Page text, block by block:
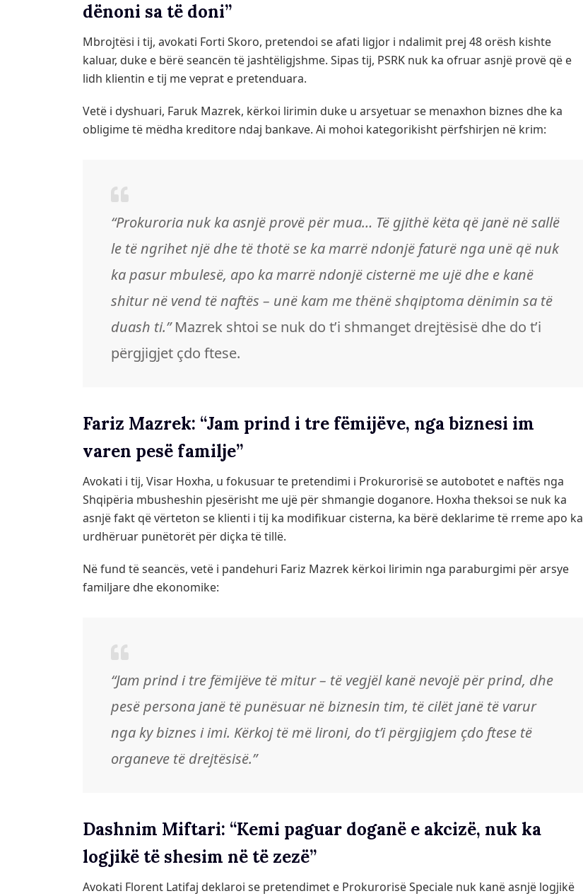
dënoni sa të doni”
Mbrojtësi i tij, avokati Forti Skoro, pretendoi se afati ligjor i ndalimit prej 48 orësh kishte
kaluar, duke e bërë seancën të jashtëligjshme. Sipas tij, PSRK nuk ka ofruar asnjë provë që e
lidh klientin e tij me veprat e pretenduara.
Vetë i dyshuari, Faruk Mazrek, kërkoi lirimin duke u arsyetuar se menaxhon biznes dhe ka
obligime të mëdha kreditore ndaj bankave. Ai mohoi kategorikisht përfshirjen në krim:
“Prokuroria nuk ka asnjë provë për mua… Të gjithë këta që janë në sallë
le të ngrihet një dhe të thotë se ka marrë ndonjë faturë nga unë që nuk
ka pasur mbulesë, apo ka marrë ndonjë cisternë me ujë dhe e kanë
shitur në vend të naftës – unë kam me thënë shqiptoma dënimin sa të
duash ti.”Mazrek shtoi se nuk do t’i shmanget drejtësisë dhe do t’i
përgjigjet çdo ftese.
Fariz Mazrek: “Jam prind i tre fëmijëve, nga biznesi im
varen pesë familje”
Avokati i tij, Visar Hoxha, u fokusuar te pretendimi i Prokurorisë se autobotet e naftës nga
Shqipëria mbusheshin pjesërisht me ujë për shmangie doganore. Hoxha theksoi se nuk ka
asnjë fakt që vërteton se klienti i tij ka modifikuar cisterna, ka bërë deklarime të rreme apo ka
urdhëruar punëtorët për diçka të tillë.
Në fund të seancës, vetë i pandehuri Fariz Mazrek kërkoi lirimin nga paraburgimi për arsye
familjare dhe ekonomike:
“Jam prind i tre fëmijëve të mitur – të vegjël kanë nevojë për prind, dhe
pesë persona janë të punësuar në biznesin tim, të cilët janë të varur
nga ky biznes i imi. Kërkoj të më lironi, do t’i përgjigjem çdo ftese të
organeve të drejtësisë.”
Dashnim Miftari: “Kemi paguar doganë e akcizë, nuk ka
logjikë të shesim në të zezë”
Avokati Florent Latifaj deklaroi se pretendimet e Prokurorisë Speciale nuk kanë asnjë logjikë